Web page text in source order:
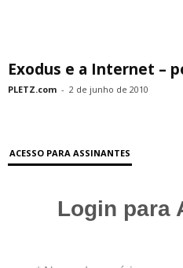
Exodus e a Internet –
PLETZ.com - 2 de junho de 2010
ACESSO PARA ASSINANTES
Login para